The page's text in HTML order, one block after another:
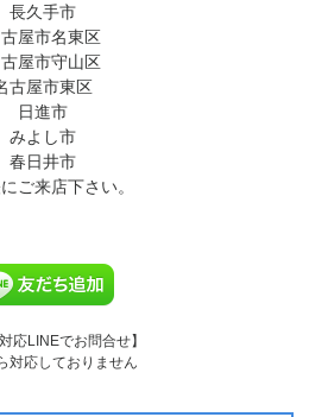
長久手市
屋市名東区
屋市守山区
古屋市東区
日進市
みよし市
春日井市
ご来店下さい。
応LINEでお問合せ】
対応しておりません